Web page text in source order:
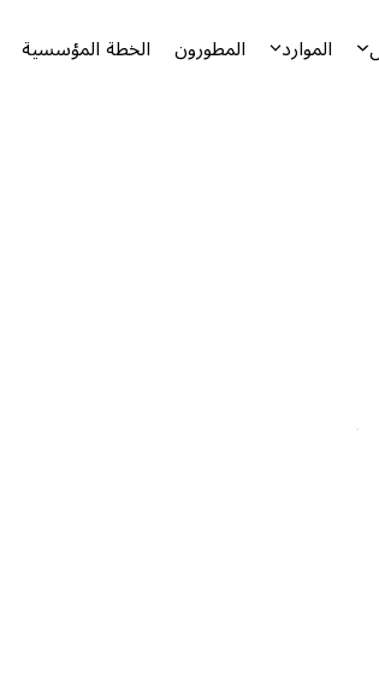
الموارد المطورون الخطة المؤسسية